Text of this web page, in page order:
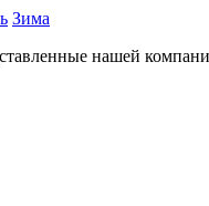
Зима
нашей